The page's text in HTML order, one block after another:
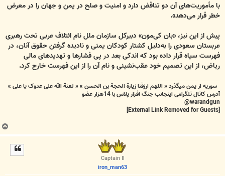
با مأموریت‌های آن دو تناقض دارد و امنیت و صلح در یمن و جهان را در معرض
خطر قرار می‌دهد».
پیش از این نیز، «بان کی‌مون» دبیرکل سازمان ملل نام ائتلاف عربی تحت رهبری
عربستان سعودی را به‌دلیل کشتار کودکان یمنی و نادیده گرفتن حقوق آنان، در
فهرست سیاه قرار داده بود که اندکی بعد در پی فشارها و تهدیدهای مالی
ریاض، از این تصمیم خود عقب‌نشینی و نام آن را از این فهرست خارج کرد.
سوریه از یمن میگذرد « اللهم ارزقنا زيارة الحجة بن الحسن » « لعنة الله علی عدوک یا علی »
آدرس کاتال تلگرامی اینجانب جنگ افزار پلاس با 14هزار عضو
warandgun@
ب
ا
Captain II
iron_man63